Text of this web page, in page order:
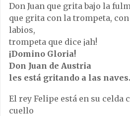
Don Juan que grita bajo la
que grita con la trompeta,
labios,
trompeta que dice ¡ah!
¡Domino Gloria!
Don Juan de Austria
les está gritando a las naves.
El rey Felipe está en su celda
cuello